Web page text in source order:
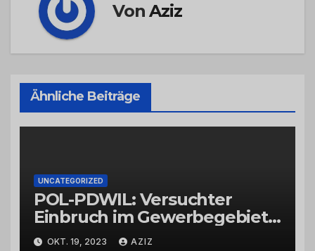
VonAziz
Ähnliche Beiträge
UNCATEGORIZED
POL-PDWIL: Versuchter
Einbruch im Gewerbegebiet
Wittlich
OKT. 19, 2023 AZIZ